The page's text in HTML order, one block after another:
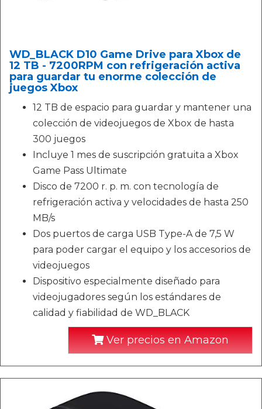
WD_BLACK D10 Game Drive para Xbox de
12 TB - 7200RPM con refrigeración activa
para guardar tu enorme colección de
juegos Xbox
12 TB de espacio para guardar y mantener una
colección de videojuegos de Xbox de hasta
300 juegos
Incluye 1 mes de suscripción gratuita a Xbox
Game Pass Ultimate
Disco de 7200 r. p. m. con tecnología de
refrigeración activa y velocidades de hasta 250
MB/s
Dos puertos de carga USB Type-A de 7,5 W
para poder cargar el equipo y los accesorios de
videojuegos
Dispositivo especialmente diseñado para
videojugadores según los estándares de
calidad y fiabilidad de WD_BLACK
Ver precios en Amazon